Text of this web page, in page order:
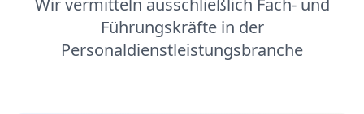
Wir vermitteln ausschließlich Fach- und
Führungskräfte in der
Personaldienstleistungsbranche